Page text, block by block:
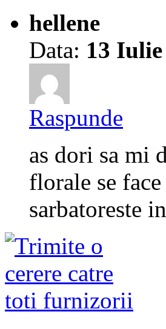
hellene
Data: 13 Iulie
Raspunde
as dori sa mi
florale se
sarbatoreste